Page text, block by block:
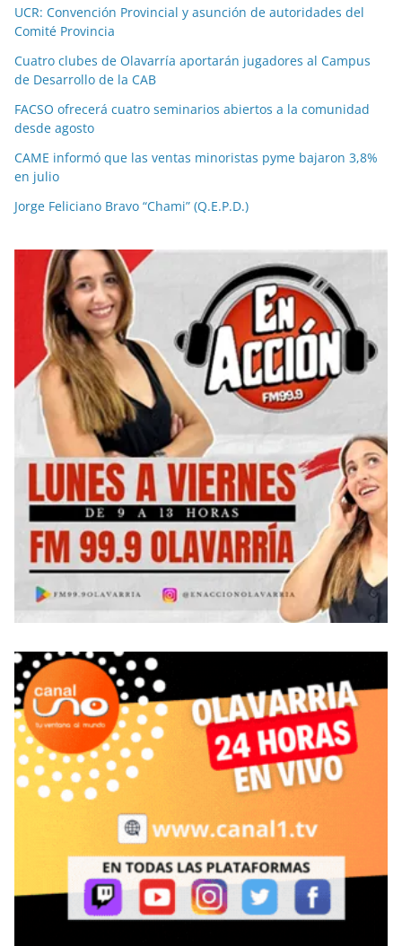
UCR: Convención Provincial y asunción de autoridades del
Comité Provincia
Cuatro clubes de Olavarría aportarán jugadores al Campus
de Desarrollo de la CAB
FACSO ofrecerá cuatro seminarios abiertos a la comunidad
desde agosto
CAME informó que las ventas minoristas pyme bajaron 3,8%
en julio
Jorge Feliciano Bravo “Chami” (Q.E.P.D.)